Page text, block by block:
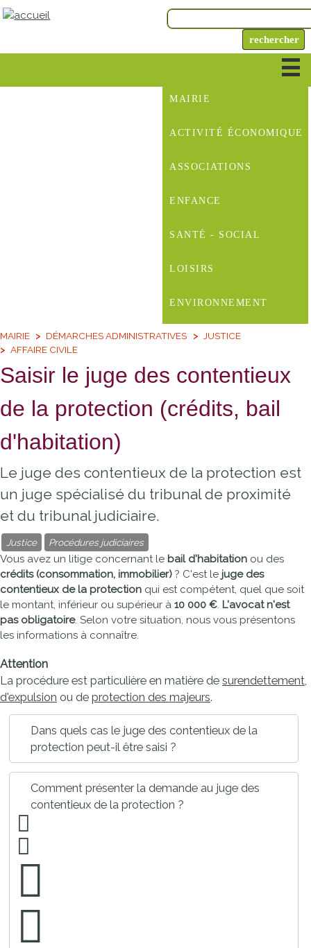
MAIRIE
ACTIVITÉ ÉCONOMIQUE
ASSOCIATIONS
ENFANCE
SANTÉ - SOCIAL
LOISIRS
ENVIRONNEMENT
MAIRIE DÉMARCHES ADMINISTRATIVES
JUSTICE
AFFAIRE CIVILE
Saisir le juge des contentieux
de la protection (crédits, bail
d'habitation)
Le juge des contentieux de la protection est
un juge spécialisé du tribunal de proximité
et du tribunal judiciaire.
Justice Procédures judiciaires
Vous avez un litige concernant le bail d'habitation ou des
crédits (consommation, immobilier) ? C'est le juge des
contentieux de la protection qui est compétent, quel que soit
le montant, inférieur ou supérieur à 10 000 €. L'avocat n'est
pas obligatoire. Selon votre situation, nous vous présentons
les informations à connaître.
Attention
La procédure est particulière en matière de surendettement,
d'expulsion ou de protection des majeurs.
Dans quels cas le juge des contentieux de la
protection peut-il être saisi ?
Comment présenter la demande au juge des
contentieux de la protection ?